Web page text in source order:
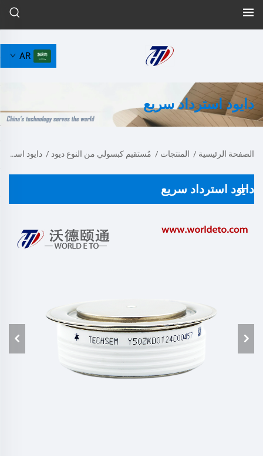
AR
دايود استرداد سريع
الصفحة الرئيسية / المنتجات / مُستقيم كبسولي من النوع ديود / دايود استعادة سريعة
دايود استرداد سريع